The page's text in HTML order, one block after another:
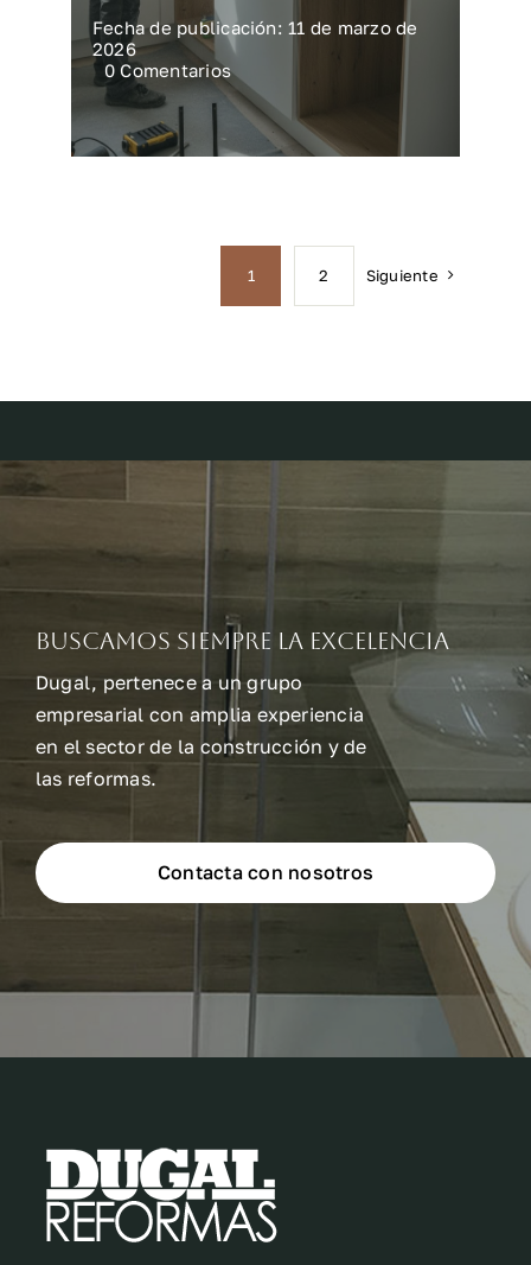
Fecha de publicación: 11 de marzo de
2026
0 Comentarioson
Encimeras
de
cocina:
porcelánico,
1 2 Siguiente
Buscamos siempre la excelencia
Dugal, pertenece a un grupo
empresarial con amplia experiencia
en el sector de la construcción y de
las reformas.
Contacta con nosotros